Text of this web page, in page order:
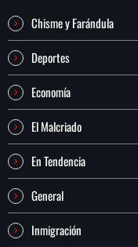
Chisme y Farándula
Deportes
Economía
El Malcriado
En Tendencia
General
Inmigración